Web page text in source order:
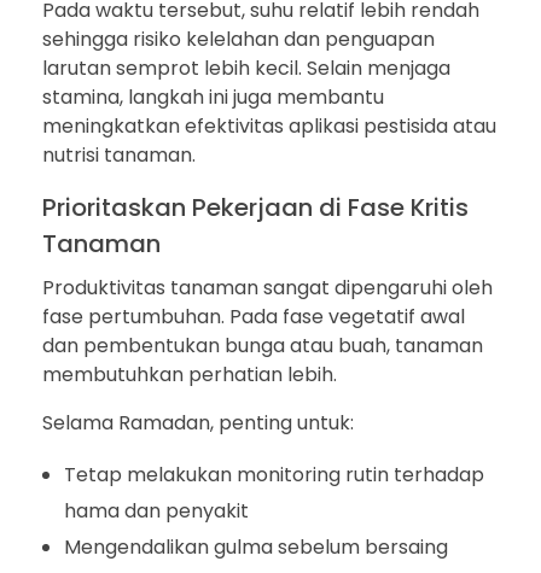
Pada waktu tersebut, suhu relatif lebih rendah
sehingga risiko kelelahan dan penguapan
larutan semprot lebih kecil. Selain menjaga
stamina, langkah ini juga membantu
meningkatkan efektivitas aplikasi pestisida atau
nutrisi tanaman.
Prioritaskan Pekerjaan di Fase Kritis
Tanaman
Produktivitas tanaman sangat dipengaruhi oleh
fase pertumbuhan. Pada fase vegetatif awal
dan pembentukan bunga atau buah, tanaman
membutuhkan perhatian lebih.
Selama Ramadan, penting untuk:
Tetap melakukan monitoring rutin terhadap
hama dan penyakit
Mengendalikan gulma sebelum bersaing